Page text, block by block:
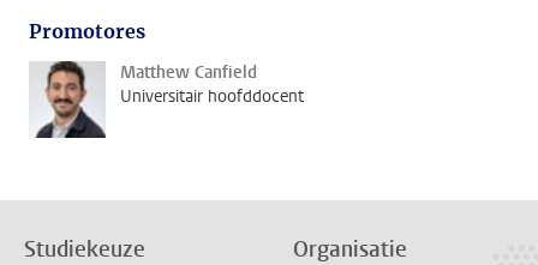
Promotores
Matthew Canfield
Universitair hoofddocent
Studiekeuze Organisatie